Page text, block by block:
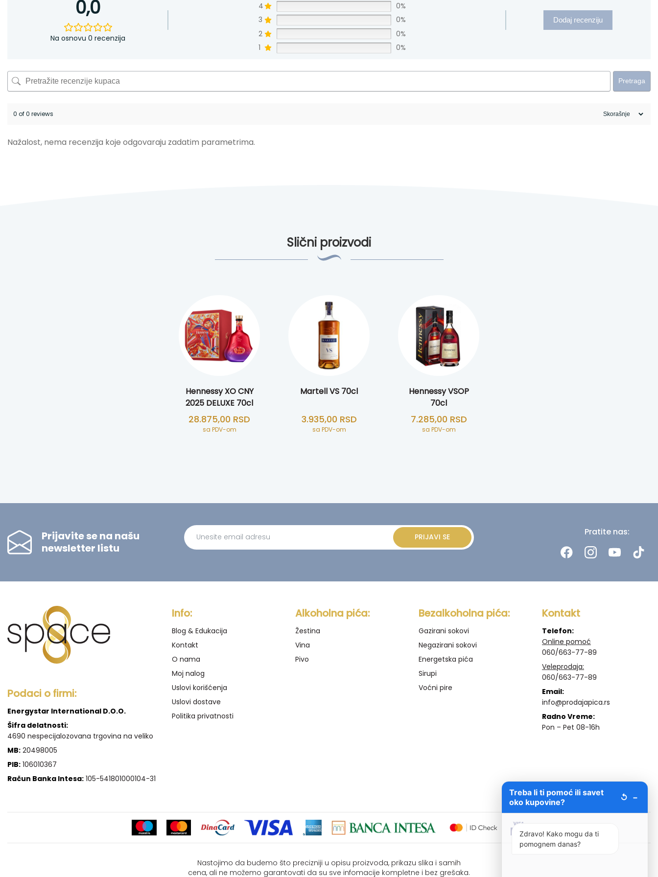
0,0
Na osnovu 0 recenzija
4
0%
3
0%
2
0%
1
0%
Dodaj recenziju
Pretraga
0 of 0 reviews
Nažalost, nema recenzija koje odgovaraju zadatim parametrima.
Slični proizvodi
Hennessy XO CNY
2025 DELUXE 70cl
28.875,00 RSD
sa PDV-om
Martell VS 70cl
3.935,00 RSD
sa PDV-om
Hennessy VSOP
70cl
7.285,00 RSD
sa PDV-om
Prijavite se na našu
newsletter listu
PRIJAVI SE Pratite nas:
Podaci o firmi:
Energystar International D.O.O.
Šifra delatnosti:
4690 nespecijalozovana trgovina na veliko
MB: 20498005
PIB: 106010367
Račun Banka Intesa: 105-541801000104-31
Info:
Blog & Edukacija
Kontakt
O nama
Moj nalog
Uslovi korišćenja
Uslovi dostave
Politika privatnosti
Alkoholna pića:
Žestina
Vina
Pivo
Bezalkoholna pića:
Gazirani sokovi
Negazirani sokovi
Energetska pića
Sirupi
Voćni pire
Kontakt
Telefon:
Online pomoć
060/663-77-89
Veleprodaja:
060/663-77-89
Email:
info@prodajapica.rs
Radno Vreme:
Pon – Pet 08-16h
Nastojimo da budemo što precizniji u opisu proizvoda, prikazu slika i samih
cena, ali ne možemo garantovati da su sve infomacije kompletne i bez grešaka.
Treba li ti pomoć ili savet
oko kupovine?
↺ −
Zdravo! Kako mogu da ti
pomognem danas?